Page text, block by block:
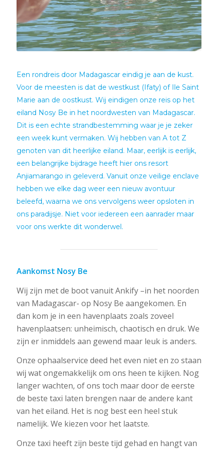
Een rondreis door Madagascar eindig je aan de kust.
Voor de meesten is dat de westkust (Ifaty) of Ile Saint
Marie aan de oostkust. Wij eindigen onze reis op het
eiland Nosy Be in het noordwesten van Madagascar.
Dit is een echte strandbestemming waar je je zeker
een week kunt vermaken. Wij hebben van A tot Z
genoten van dit heerlijke eiland. Maar, eerlijk is eerlijk,
een belangrijke bijdrage heeft hier ons resort
Anjiamarango in geleverd. Vanuit onze veilige enclave
hebben we elke dag weer een nieuw avontuur
beleefd, waarna we ons vervolgens weer opsloten in
ons paradijsje. Niet voor iedereen een aanrader maar
voor ons werkte dit wonderwel.
Aankomst Nosy Be
Wij zijn met de boot vanuit Ankify –in het noorden
van Madagascar- op Nosy Be aangekomen. En
dan kom je in een havenplaats zoals zoveel
havenplaatsen: unheimisch, chaotisch en druk. We
zijn er inmiddels aan gewend maar leuk is anders.
Onze ophaalservice deed het even niet en zo staan
wij wat ongemakkelijk om ons heen te kijken. Nog
langer wachten, of ons toch maar door de eerste
de beste taxi laten brengen naar de andere kant
van het eiland. Het is nog best een heel stuk
namelijk. We kiezen voor het laatste.
Onze taxi heeft zijn beste tijd gehad en hangt van